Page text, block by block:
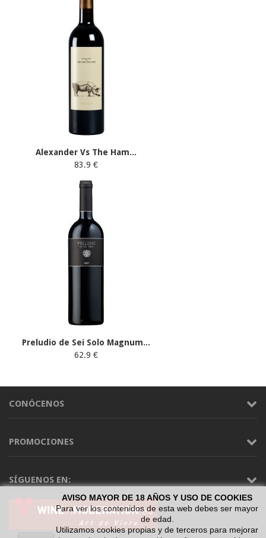
Alexander Vs The Ham...
83.9 €
Preludio de Sei Solo Magnum...
62.9 €
CONÓCENOS
PROMOCIONES
SÍGUENOS EN:
AVISO MAYOR DE 18 AÑOS Y USO DE COOKIES
Para ver los contenidos de esta web debes ser mayor
de edad.
Utilizamos cookies propias y de terceros para mejorar